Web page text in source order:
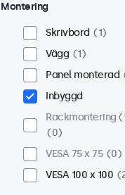
Montering
Skrivbord
1
Vägg
1
Panel monterad
Inbyggd
Rackmontering
0
VESA 75 x 75
0
VESA 100 x 100